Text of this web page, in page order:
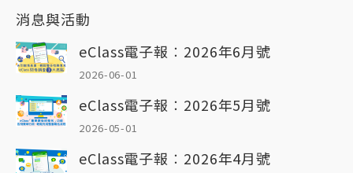
消息與活動
eClass電子報︰2026年6月號
2026-06-01
eClass電子報︰2026年5月號
2026-05-01
eClass電子報︰2026年4月號